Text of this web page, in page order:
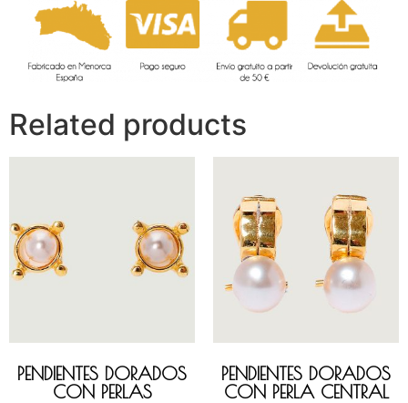
Related products
PENDIENTES DORADOS
CON PERLAS
PENDIENTES DORADOS
CON PERLA CENTRAL